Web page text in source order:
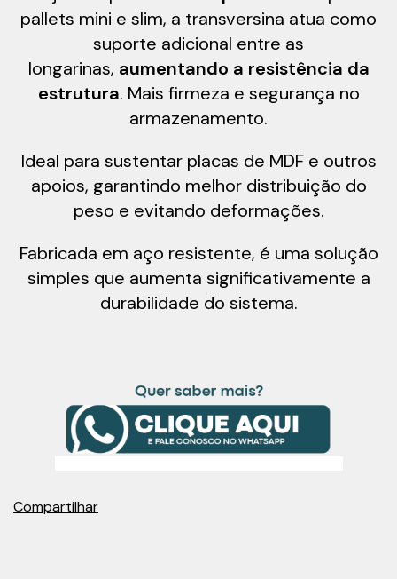
pallets mini e slim, a transversina atua como
suporte adicional entre as
longarinas, aumentando a resistência da
estrutura. Mais firmeza e segurança no
armazenamento.
Ideal para sustentar placas de MDF e outros
apoios, garantindo melhor distribuição do
peso e evitando deformações.
Fabricada em aço resistente, é uma solução
simples que aumenta significativamente a
durabilidade do sistema.
Compartilhar